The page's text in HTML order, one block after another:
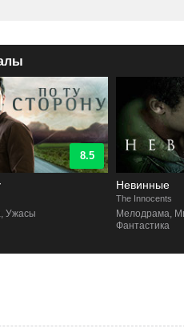
8.5
Невинные
The Innocents
Мелодрама,
Фантастика